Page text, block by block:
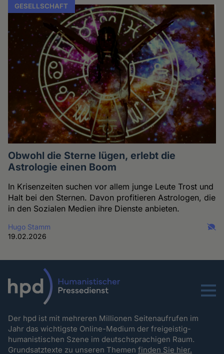
GESELLSCHAFT
Obwohl die Sterne lügen, erlebt die
Astrologie einen Boom
In Krisenzeiten suchen vor allem junge Leute Trost und
Halt bei den Sternen. Davon profitieren Astrologen, die
in den Sozialen Medien ihre Dienste anbieten.
Hugo Stamm
19.02.2026
Menu
Der hpd ist mit mehreren Millionen Seitenaufrufen im
Jahr das wichtigste Online-Medium der freigeistig-
humanistischen Szene im deutschsprachigen Raum.
Grundsatztexte zu unseren Themenfinden Sie hier.